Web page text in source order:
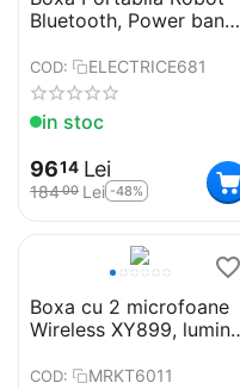
Bluetooth, Power bank,
COD: ELECTRICE681
in stoc
9614 Lei
18400 Lei -48%
Boxa cu 2 microfoane
Wireless XY899, lumini
COD: MRKT6011